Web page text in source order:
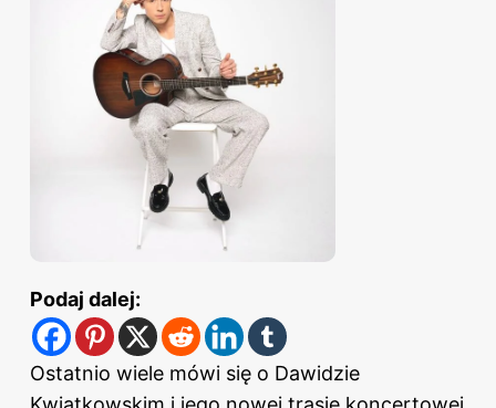
Podaj dalej:
Ostatnio wiele mówi się o Dawidzie